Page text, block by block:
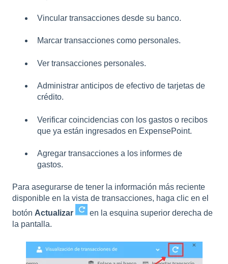
Vincular transacciones desde su banco.
Marcar transacciones como personales.
Ver transacciones personales.
Administrar anticipos de efectivo de tarjetas de
crédito.
Verificar coincidencias con los gastos o recibos
que ya están ingresados en ExpensePoint.
Agregar transacciones a los informes de
gastos.
Para asegurarse de tener la información más reciente
disponible en la vista de transacciones, haga clic en el
botón Actualizar
en la esquina superior derecha de
la pantalla.